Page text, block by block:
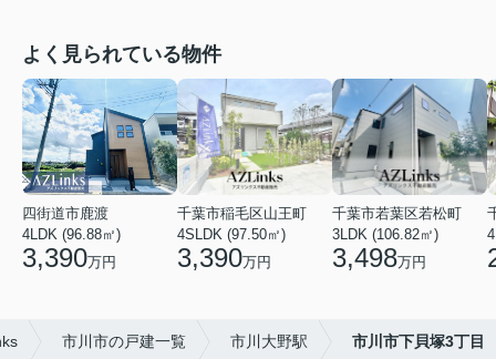
よく見られている物件
四街道市鹿渡
4LDK (96.88㎡)
3,390万円
千葉市稲毛区山王町
4SLDK (97.50㎡)
3,390万円
千葉市若葉区若松町
3LDK (106.82㎡)
3,498万円
市川市の戸建一覧 市川大野駅 市川市下貝塚3丁目